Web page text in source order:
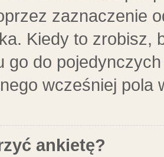
zaznaczenie
Kiedy to zrobisz,
go do
wcześniej pola
ankietę?